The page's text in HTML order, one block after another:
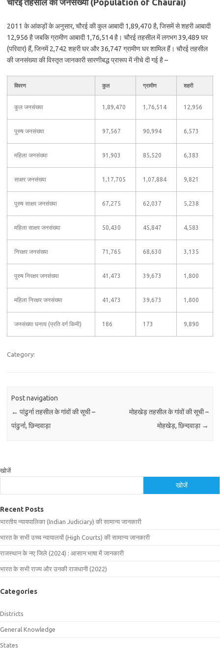
चौरई तहसील की जनसंख्या (Population of Chaurai)
2011 के आंकड़ों के अनुसार, चौरई की कुल आबादी 1,89,470 है, जिसमें से शहरी आबादी
12,956 है जबकि ग्रामीण आबादी 1,76,514 है। चौरई तहसील में लगभग 39,489 घर
(परिवार) हैं, जिनमें 2,742 शहरी घर और 36,747 ग्रामीण घर शामिल हैं। चौरई तहसील
की जनसंख्या की विस्तृत जानकारी सारणीबद्ध प्रारूप में नीचे दी गई है –
विवरण कुल ग्रामीण शहरी
कुल जनसंख्या 1,89,470 1,76,514 12,956
पुरुष जनसंख्या 97,567 90,994 6,573
महिला जनसंख्या 91,903 85,520 6,383
साक्षर जनसंख्या 1,17,705 1,07,884 9,821
पुरुष साक्षर जनसंख्या 67,275 62,037 5,238
महिला साक्षर जनसंख्या 50,430 45,847 4,583
निरक्षर जनसंख्या 71,765 68,630 3,135
पुरुष निरक्षर जनसंख्या 41,473 39,673 1,800
महिला निरक्षर जनसंख्या 41,473 39,673 1,800
जनसंख्या घनत्व (प्रति वर्ग किमी) 186 173 9,890
Category:
Post navigation
← पांढुर्ना तहसील के गांवों की सूची –
पांढुर्ना, छिन्दवाड़ा
मोहखेड़ तहसील के गांवों की सूची –
मोहखेड़, छिन्दवाड़ा →
खोजें
खोजें
Recent Posts
भारतीय न्यायपालिका (Indian Judiciary) की सामान्य जानकारी
भारत के सभी उच्च न्यायालयों (High Courts) की सामान्य जानकारी
राजस्थान के नए जिले (2024) : आसान भाषा में जानकारी
भारत के सभी राज्य और उनकी राजधानी (2022)
Categories
Districts
General Knowledge
States